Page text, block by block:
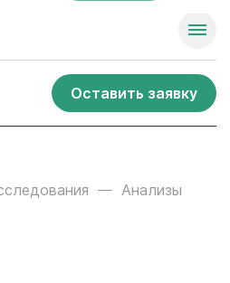
Оставить заявку
Анализы